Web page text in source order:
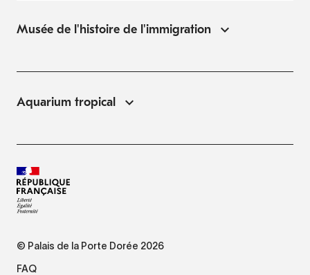
Musée de l'histoire de l'immigration
Aquarium tropical
© Palais de la Porte Dorée 2026
FAQ